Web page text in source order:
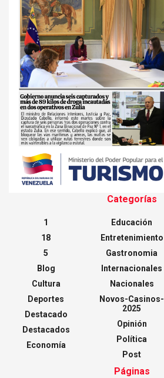
Categorías
1
18
5
Blog
Cultura
Deportes
Destacado
Destacados
Economía
Educación
Entretenimiento
Gastronomia
Internacionales
Nacionales
Novos-Casinos-
2025
Opinión
Política
Post
Páginas